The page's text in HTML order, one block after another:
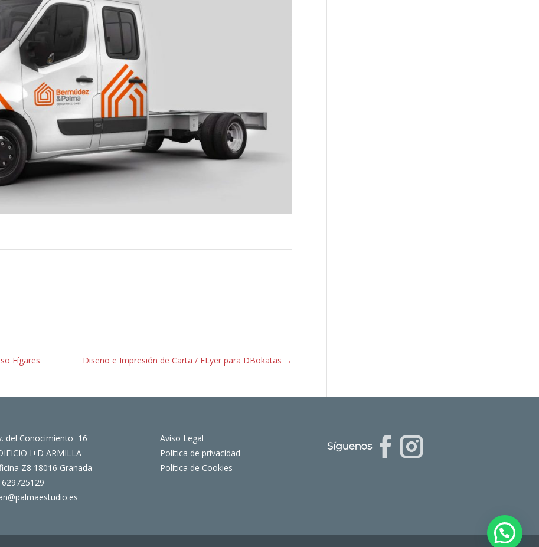
Fígares Diseño e Impresión de Carta / FLyer para DBokatas →
del Conocimiento 16
I+D ARMILLA
Z8 18016 Granada
629725129
Aviso Legal
Política de privacidad
Política de Cookies